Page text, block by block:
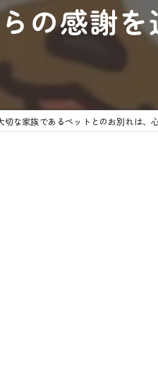
の感謝を
切な家族であるペットとのお別れは、